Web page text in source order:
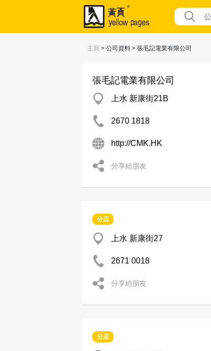
主頁 > 公司資料 > 張毛記電業有限公司
張毛記電業有限公司
上水 新康街21B
2670 1818
http://CMK.HK
分享給朋友
分店
上水 新康街27
2671 0018
分享給朋友
分店